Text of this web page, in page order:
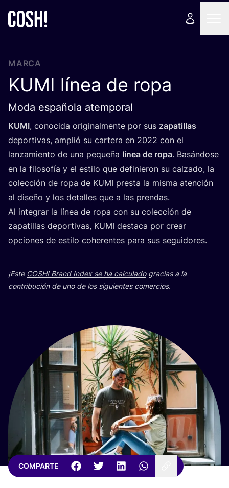
MARCA
KUMI línea de ropa
Moda española atemporal
KUMI, cono­ci­da ori­gi­nal­men­te por sus zapa­ti­llas
depor­ti­vas, amplió su car­te­ra en 2022 con el
lan­za­mien­to de una peque­ña línea de ropa. Basán­do­se
en la filo­so­fía y el esti­lo que defi­nie­ron su cal­za­do, la
colec­ción de ropa de KUMI pres­ta la mis­ma aten­ción
al dise­ño y los deta­lles que a las prendas.
Al inte­grar la línea de ropa con su colec­ción de
zapa­ti­llas depor­ti­vas, KUMI des­ta­ca por crear
opcio­nes de esti­lo cohe­ren­tes para sus seguidores.
¡Este COSH! Brand Index se ha cal­cu­la­dogra­cias a la
con­tri­bu­ción de uno de los siguien­tes comercios.
COMPARTE